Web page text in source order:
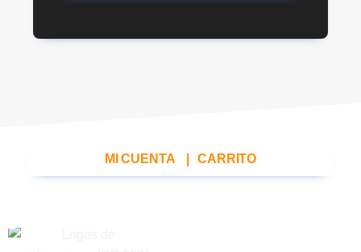
MI CUENTA CARRITO